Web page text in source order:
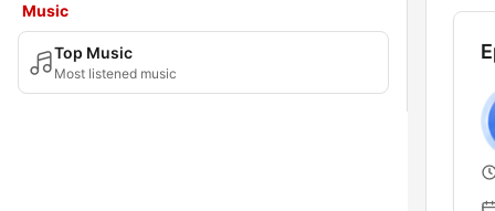
Music
Top Music
Most listened music